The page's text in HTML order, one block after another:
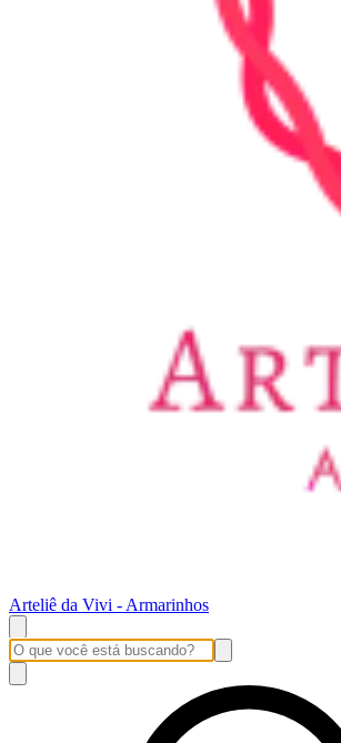
Arteliê da Vivi - Armarinhos